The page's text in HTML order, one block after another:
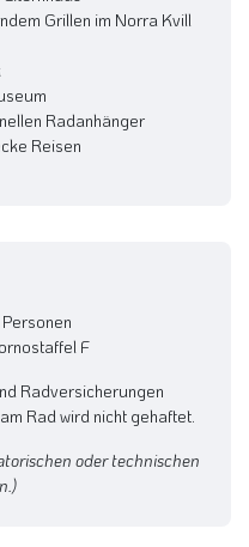
Grillen im Norra Kvill
Radanhänger
Reisen
F
Radversicherungen
Rad wird nicht gehaftet.
oder technischen